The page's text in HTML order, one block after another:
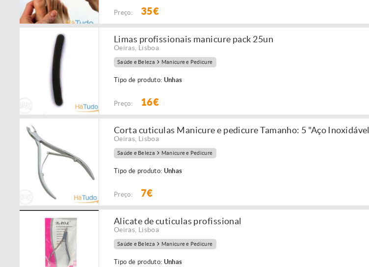
Preço: 35€
Limas profissionais manicure pack 25un
Oeiras Lisboa
Saúde e Beleza Manicure e Pedicure
Tipo de produto: Unhas
Preço: 16€
Corta cuticulas Manicure e pedicure Tamanho: 5 "Aço Inoxidável
Oeiras Lisboa
Saúde e Beleza Manicure e Pedicure
Tipo de produto: Unhas
Preço: 7€
Alicate de cuticulas profissional
Oeiras Lisboa
Saúde e Beleza Manicure e Pedicure
Tipo de produto: Unhas